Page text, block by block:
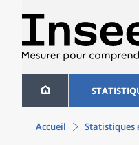
Accueil Statistiques